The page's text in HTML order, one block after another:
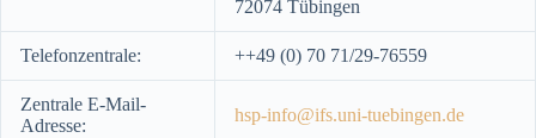
72074 Tübingen
Telefonzentrale: ++49 (0) 70 71/29-76559
Zentrale E-Mail-
Adresse:
hsp-info@ifs.uni-tuebingen.de